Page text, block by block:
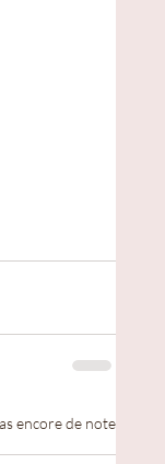
encore de note